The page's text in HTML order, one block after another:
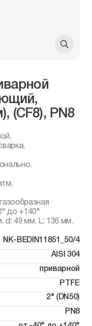
(CF8), PN8
до +140°
d: 49 мм. L: 136 мм.
NK-BEDIN11851_50/4
AISI 304
приварной
PTFE
2" (DN50)
PN8